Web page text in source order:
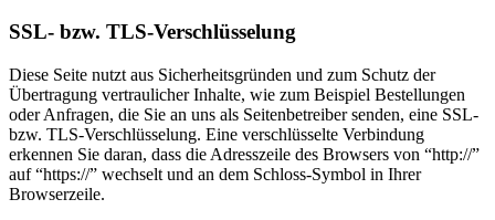
SSL- bzw. TLS-Verschlüsselung
Diese Seite nutzt aus Sicherheitsgründen und zum Schutz der
Übertragung vertraulicher Inhalte, wie zum Beispiel Bestellungen
oder Anfragen, die Sie an uns als Seitenbetreiber senden, eine SSL-
bzw. TLS-Verschlüsselung. Eine verschlüsselte Verbindung
erkennen Sie daran, dass die Adresszeile des Browsers von “http://”
auf “https://” wechselt und an dem Schloss-Symbol in Ihrer
Browserzeile.